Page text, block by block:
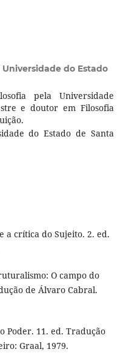
Universidade do Estado
pela Universidade
e doutor em Filosofia
do Estado de Santa
a crítica do Sujeito. 2. ed.
O campo do
de Álvaro Cabral.
Poder. 11. ed. Tradução
Graal, 1979.